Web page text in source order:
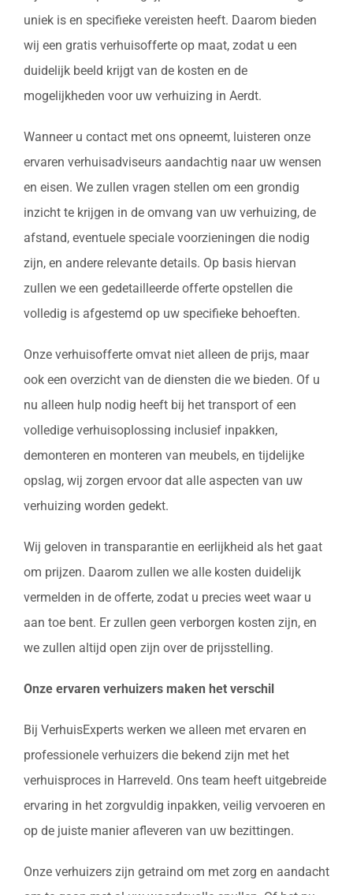
uniek is en specifieke vereisten heeft. Daarom bieden
wij een gratis verhuisofferte op maat, zodat u een
duidelijk beeld krijgt van de kosten en de
mogelijkheden voor uw verhuizing in Aerdt.
Wanneer u contact met ons opneemt, luisteren onze
ervaren verhuisadviseurs aandachtig naar uw wensen
en eisen. We zullen vragen stellen om een grondig
inzicht te krijgen in de omvang van uw verhuizing, de
afstand, eventuele speciale voorzieningen die nodig
zijn, en andere relevante details. Op basis hiervan
zullen we een gedetailleerde offerte opstellen die
volledig is afgestemd op uw specifieke behoeften.
Onze verhuisofferte omvat niet alleen de prijs, maar
ook een overzicht van de diensten die we bieden. Of u
nu alleen hulp nodig heeft bij het transport of een
volledige verhuisoplossing inclusief inpakken,
demonteren en monteren van meubels, en tijdelijke
opslag, wij zorgen ervoor dat alle aspecten van uw
verhuizing worden gedekt.
Wij geloven in transparantie en eerlijkheid als het gaat
om prijzen. Daarom zullen we alle kosten duidelijk
vermelden in de offerte, zodat u precies weet waar u
aan toe bent. Er zullen geen verborgen kosten zijn, en
we zullen altijd open zijn over de prijsstelling.
Onze ervaren verhuizers maken het verschil
Bij VerhuisExperts werken we alleen met ervaren en
professionele verhuizers die bekend zijn met het
verhuisproces in Harreveld. Ons team heeft uitgebreide
ervaring in het zorgvuldig inpakken, veilig vervoeren en
op de juiste manier afleveren van uw bezittingen.
Onze verhuizers zijn getraind om met zorg en aandacht